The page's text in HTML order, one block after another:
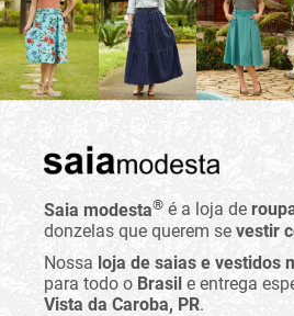
Saia modesta® é a loja de
donzelas que querem se vestir
Nossa loja de saias e vestidos
para todo o Brasil e entrega
Vista da Caroba, PR.